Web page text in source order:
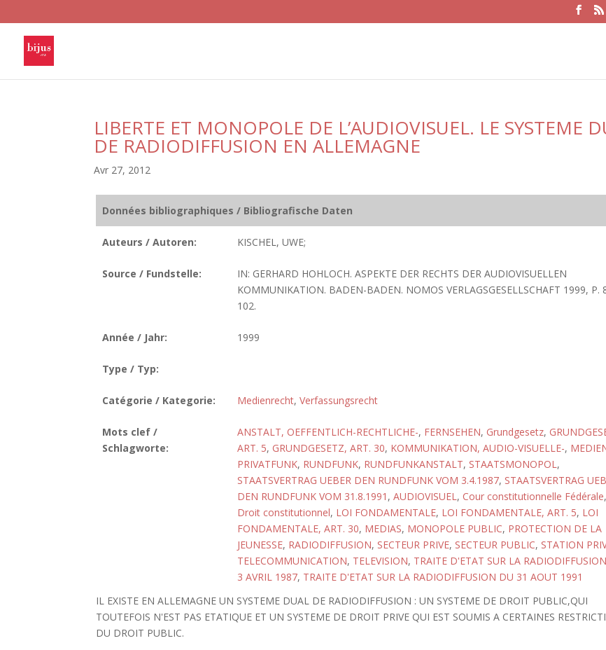
LIBERTE ET MONOPOLE DE L’AUDIOVISUEL. LE SYSTEME
DE RADIODIFFUSION EN ALLEMAGNE
Avr 27, 2012
Données bibliographiques / Bibliografische Daten
Auteurs / Autoren: KISCHEL, UWE;
Source / Fundstelle:
IN: GERHARD HOHLOCH. ASPEKTE DER RECHTS DER AUDIOVISUELLEN
KOMMUNIKATION. BADEN-BADEN. NOMOS VERLAGSGESELLSCHAFT 1999, P.
102.
Année / Jahr: 1999
Type / Typ:
Catégorie / Kategorie: Medienrecht, Verfassungsrecht
Mots clef /
Schlagworte:
ANSTALT, OEFFENTLICH-RECHTLICHE-, FERNSEHEN, Grundgesetz,
ART. 5, GRUNDGESETZ, ART. 30, KOMMUNIKATION, AUDIO-VISUELLE-,
PRIVATFUNK, RUNDFUNK, RUNDFUNKANSTALT, STAATSMONOPOL,
STAATSVERTRAG UEBER DEN RUNDFUNK VOM 3.4.1987, STAATSVERTRAG
DEN RUNDFUNK VOM 31.8.1991 , AUDIOVISUEL, Cour constitutionnelle Fédérale,
Droit constitutionnel, LOI FONDAMENTALE, LOI FONDAMENTALE, ART. 5, LOI
FONDAMENTALE, ART. 30, MEDIAS, MONOPOLE PUBLIC, PROTECTION DE LA
JEUNESSE, RADIODIFFUSION, SECTEUR PRIVE, SECTEUR PUBLIC, STATION
TELECOMMUNICATION, TELEVISION, TRAITE D'ETAT SUR LA
3 AVRIL 1987, TRAITE D'ETAT SUR LA RADIODIFFUSION DU 31 AOUT 1991
IL EXISTE EN ALLEMAGNE UN SYSTEME DUAL DE RADIODIFFUSION : UN SYSTEME DE DROIT PUBLIC,QUI
TOUTEFOIS N'EST PAS ETATIQUE ET UN SYSTEME DE DROIT PRIVE QUI EST SOUMIS A CERTAINES
DU DROIT PUBLIC.